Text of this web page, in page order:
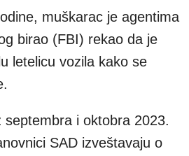
muškarac je agentima
birao (FBI) rekao da je
letelicu vozila kako se
septembra i oktobra 2023.
SAD izveštavaju o